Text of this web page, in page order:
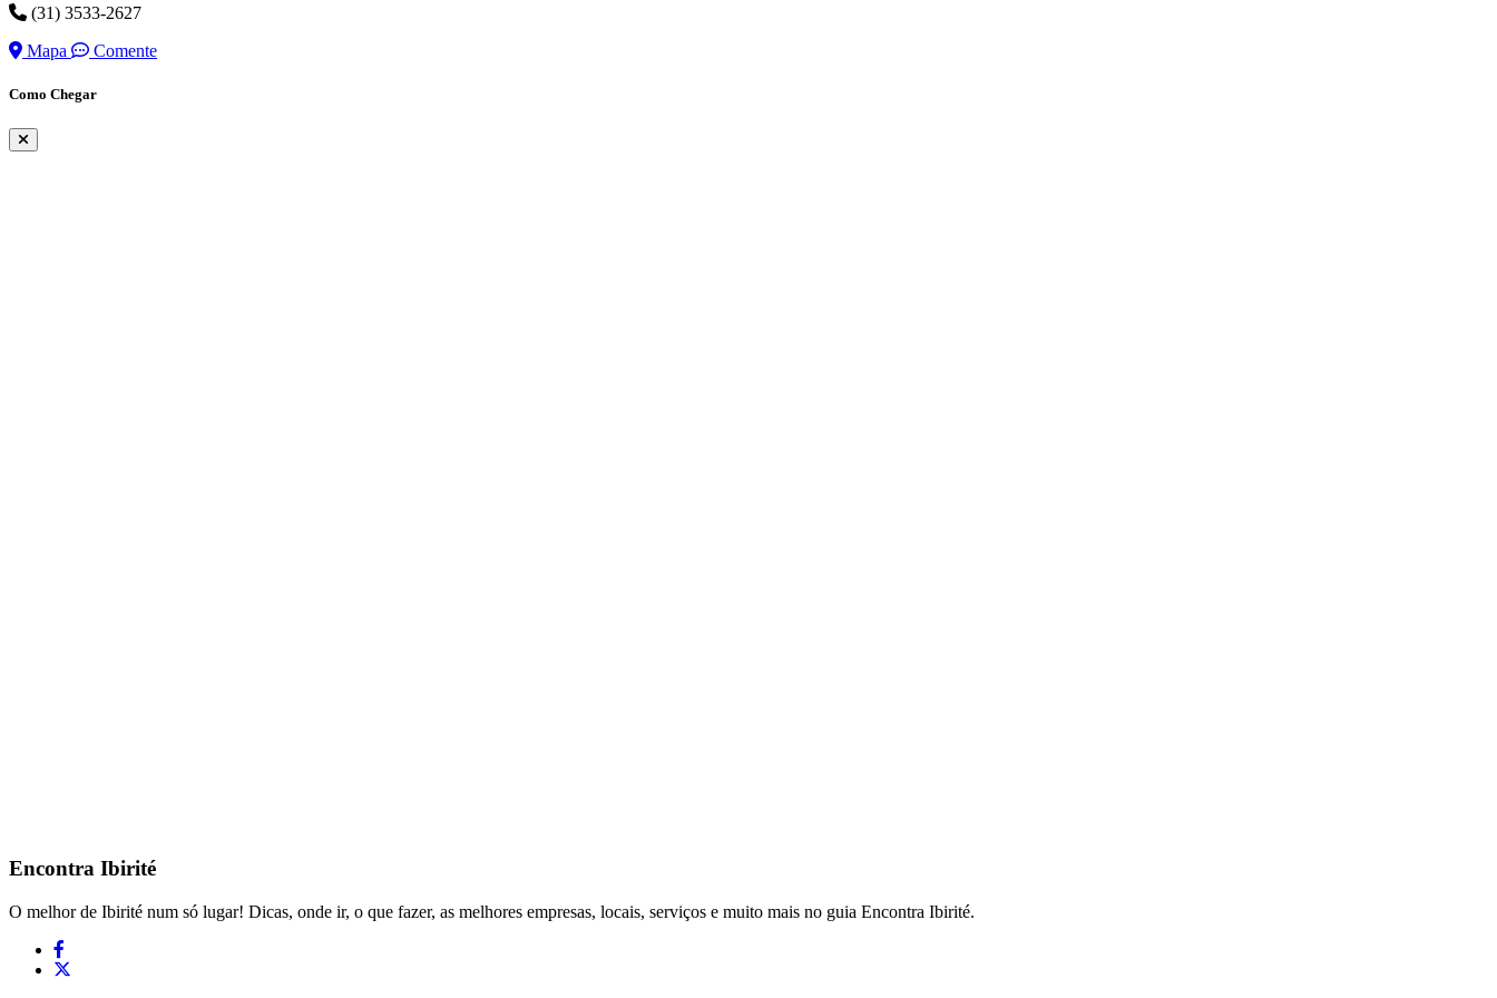
(31) 3533-2627
Mapa
Comente
Como Chegar
Encontra Ibirité
O melhor de Ibirité num só lugar! Dicas, onde ir, o que fazer, as melhores empresas, locais, serviços e muito mais no guia Encontra Ibirité.